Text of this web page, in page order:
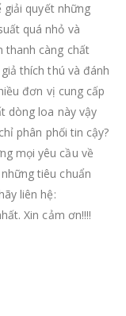
quyết những
quá nhỏ và
thanh càng chất
thích thú và đánh
đơn vị cung cấp
dòng loa này vậy
phân phối tin cậy?
mọi yêu cầu về
tiêu chuẩn
liên hệ:
Xin cảm ơn!!!!